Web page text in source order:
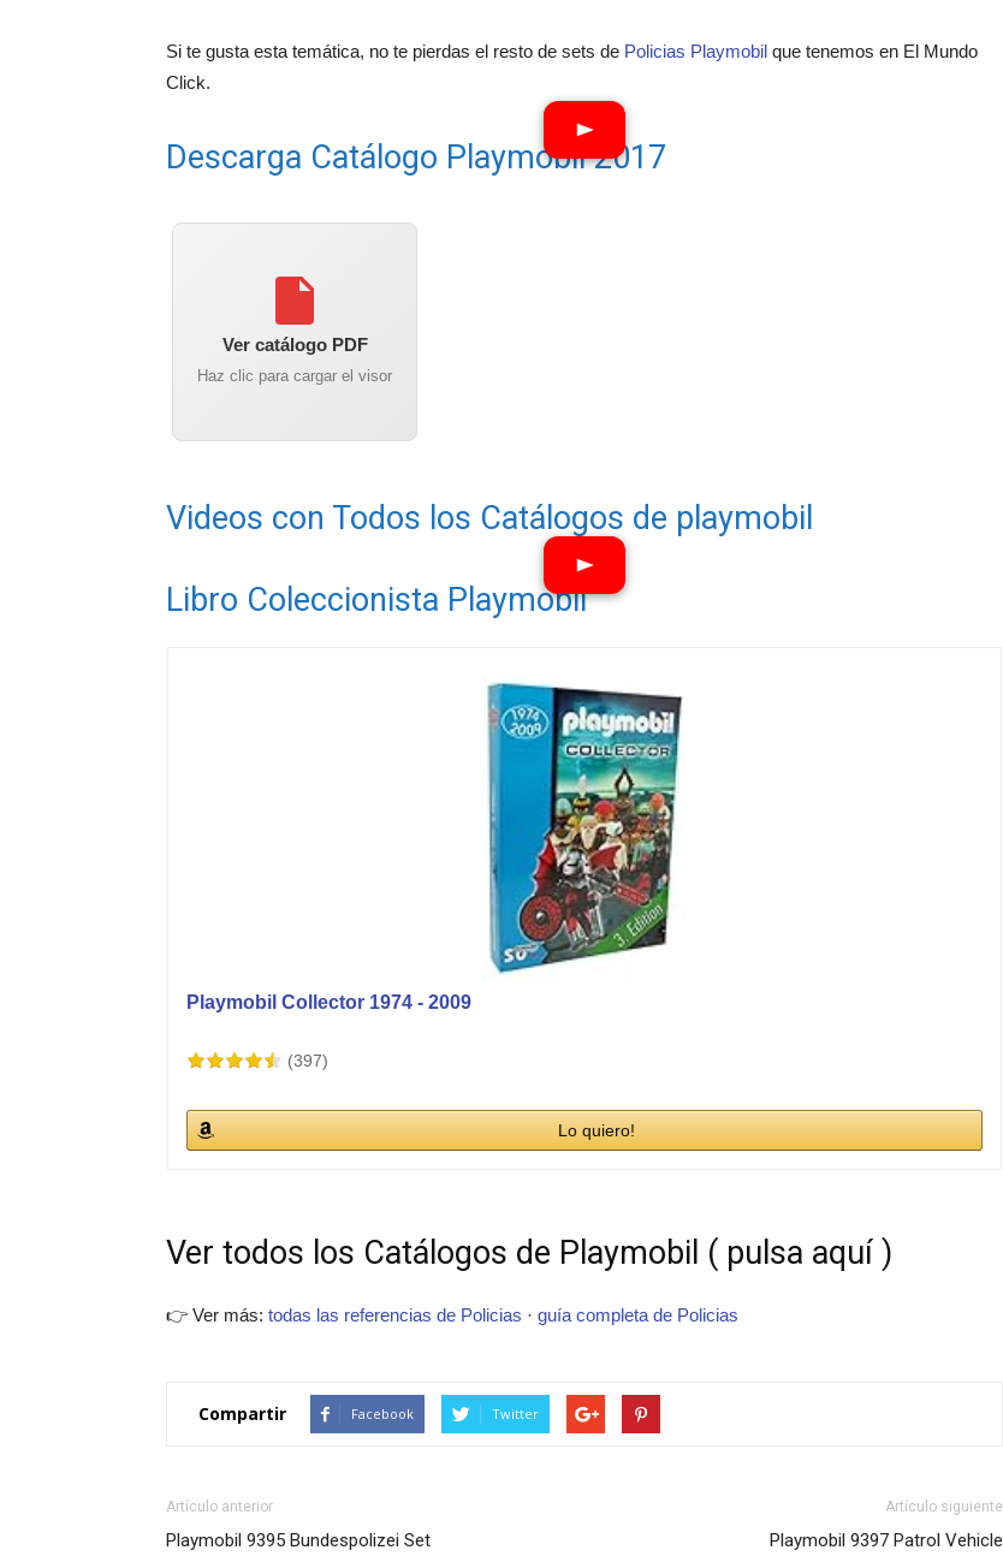
Si te gusta esta temática, no te pierdas el resto de sets de Policias Playmobil que tenemos en El Mundo
Click.
Descarga Catálogo Playmobil 2017
Ver catálogo PDF
Haz clic para cargar el visor
Videos con Todos los Catálogos de playmobil
Libro Coleccionista Playmobil
Playmobil Collector 1974 - 2009
(397)
Lo quiero!
Ver todos los Catálogos de Playmobil ( pulsa aquí )
👉 Ver más: todas las referencias de Policias · guía completa de Policias
Compartir Facebook Twitter
Artículo anterior
Playmobil 9395 Bundespolizei Set
Artículo siguiente
Playmobil 9397 Patrol Vehicle